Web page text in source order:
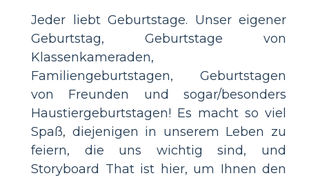
Jeder liebt Geburtstage. Unser eigener
Geburtstag, Geburtstage von
Klassenkameraden,
Familiengeburtstagen, Geburtstagen
von Freunden und sogar/besonders
Haustiergeburtstagen! Es macht so viel
Spaß, diejenigen in unserem Leben zu
feiern, die uns wichtig sind, und
Storyboard That ist hier, um Ihnen den